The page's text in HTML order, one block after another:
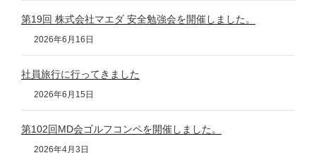
第19回 株式会社マエダ 安全勉強会を開催しました。
2026年6月16日
社員旅行に行ってきました
2026年6月15日
第102回MD会ゴルフコンペを開催しました。
2026年4月3日